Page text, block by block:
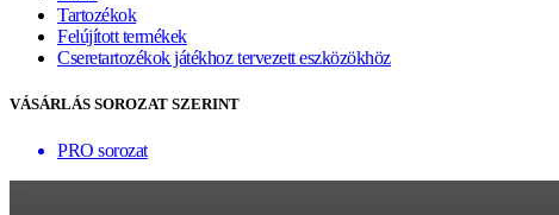
Tartozékok
Felújított termékek
Cseretartozékok játékhoz tervezett eszközökhöz
VÁSÁRLÁS SOROZAT SZERINT
PRO sorozat